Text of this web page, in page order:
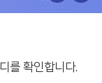
를 확인합니다.